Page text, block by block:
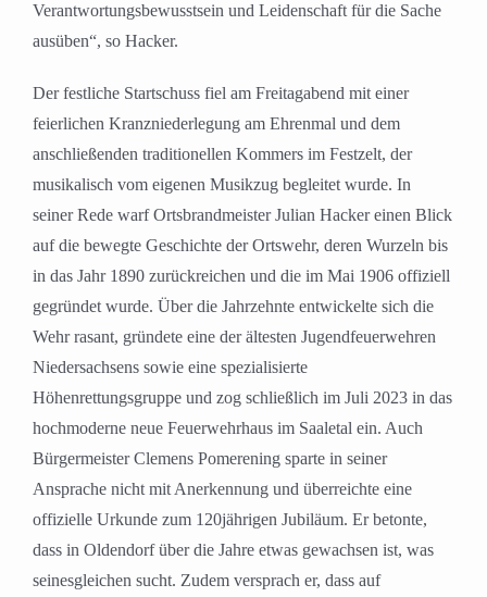
Verantwortungsbewusstsein und Leidenschaft für die Sache
ausüben“, so Hacker.
Der festliche Startschuss fiel am Freitagabend mit einer
feierlichen Kranzniederlegung am Ehrenmal und dem
anschließenden traditionellen Kommers im Festzelt, der
musikalisch vom eigenen Musikzug begleitet wurde. In
seiner Rede warf Ortsbrandmeister Julian Hacker einen Blick
auf die bewegte Geschichte der Ortswehr, deren Wurzeln bis
in das Jahr 1890 zurückreichen und die im Mai 1906 offiziell
gegründet wurde. Über die Jahrzehnte entwickelte sich die
Wehr rasant, gründete eine der ältesten Jugendfeuerwehren
Niedersachsens sowie eine spezialisierte
Höhenrettungsgruppe und zog schließlich im Juli 2023 in das
hochmoderne neue Feuerwehrhaus im Saaletal ein. Auch
Bürgermeister Clemens Pomerening sparte in seiner
Ansprache nicht mit Anerkennung und überreichte eine
offizielle Urkunde zum 120jährigen Jubiläum. Er betonte,
dass in Oldendorf über die Jahre etwas gewachsen ist, was
seinesgleichen sucht. Zudem versprach er, dass auf